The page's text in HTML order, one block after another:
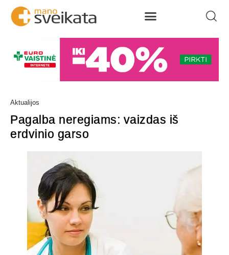
Aktualijos
Pagalba neregiams: vaizdas iš
erdvinio garso